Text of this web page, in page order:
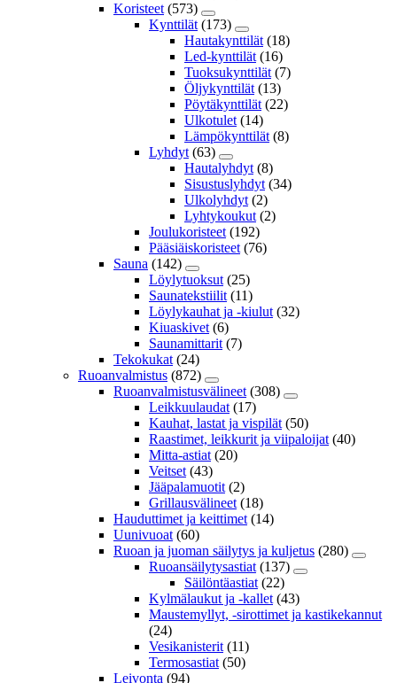
Koristeet (573)
Kynttilät (173)
Hautakynttilät (18)
Led-kynttilät (16)
Tuoksukynttilät (7)
Öljykynttilät (13)
Pöytäkynttilät (22)
Ulkotulet (14)
Lämpökynttilät (8)
Lyhdyt (63)
Hautalyhdyt (8)
Sisustuslyhdyt (34)
Ulkolyhdyt (2)
Lyhtykoukut (2)
Joulukoristeet (192)
Pääsiäiskoristeet (76)
Sauna (142)
Löylytuoksut (25)
Saunatekstiilit (11)
Löylykauhat ja -kiulut (32)
Kiuaskivet (6)
Saunamittarit (7)
Tekokukat (24)
Ruoanvalmistus (872)
Ruoanvalmistusvälineet (308)
Leikkuulaudat (17)
Kauhat, lastat ja vispilät (50)
Raastimet, leikkurit ja viipaloijat (40)
Mitta-astiat (20)
Veitset (43)
Jääpalamuotit (2)
Grillausvälineet (18)
Hauduttimet ja keittimet (14)
Uunivuoat (60)
Ruoan ja juoman säilytys ja kuljetus (280)
Ruoansäilytysastiat (137)
Säilöntäastiat (22)
Kylmälaukut ja -kallet (43)
Maustemyllyt, -sirottimet ja kastikekannut
(24)
Vesikanisterit (11)
Termosastiat (50)
Leivonta (94)